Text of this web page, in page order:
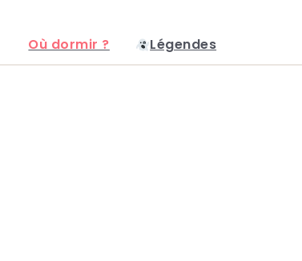
Où dormir ? Légendes